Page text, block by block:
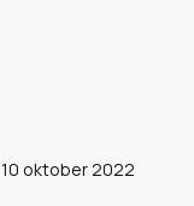
10 oktober 2022